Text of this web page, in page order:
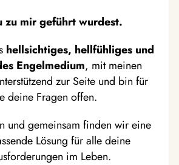
zu mir geführt wurdest.
hellsichtiges, hellfühliges und
Engelmedium, mit meinen
zur Seite und bin für
deine Fragen offen.
und gemeinsam finden wir eine
Lösung für alle deine
im Leben.